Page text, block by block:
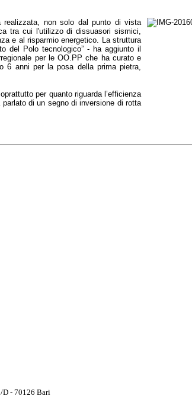
realizzata, non solo dal punto di vista
tra cui l'utilizzo di dissuasori sismici,
e al risparmio energetico. La struttura
del Polo tecnologico” - ha aggiunto il
per le OO.PP che ha curato e
6 anni per la posa della prima pietra,
per quanto riguarda l’efficienza
di un segno di inversione di rotta
D - 70126 Bari